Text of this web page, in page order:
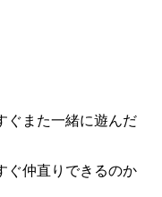
ぐまた一緒に遊んだ
ぐ仲直りできるのか